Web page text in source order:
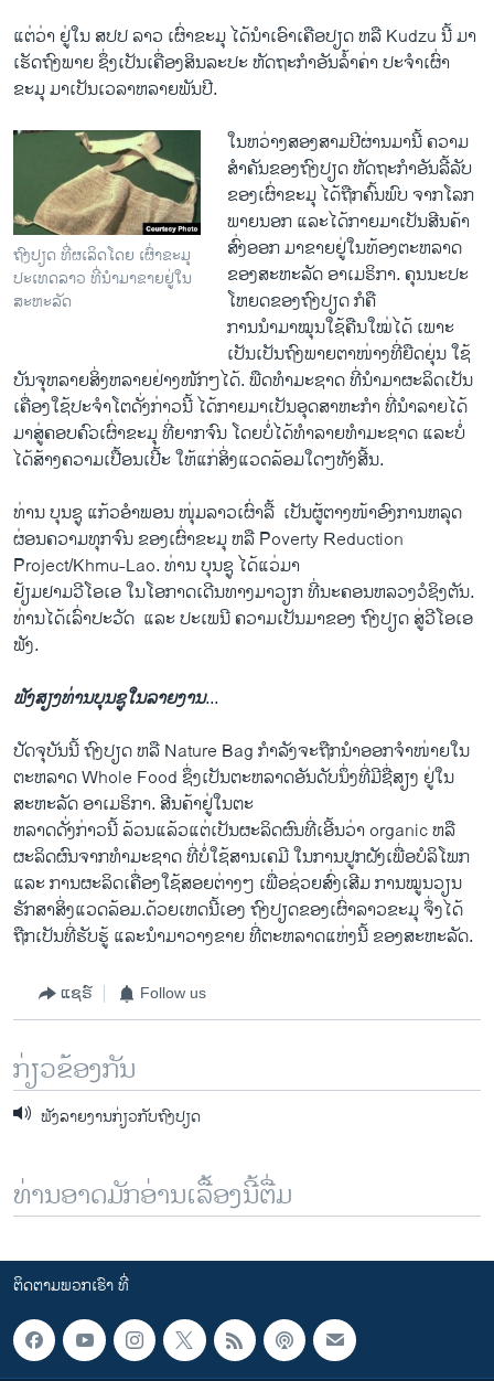
​ແຕ່​ວ່າ ຢູ່​ໃນ​ ສ​ປປ ລາວ ​ເຜົ່າ​ຂະມຸ ໄດ້​ນໍາ​ເອົາ​ເຄືອປຽດ ຫລື Kudzu ​ນີ້​ ມາ​
ເຮັດຖົງພາ​ຍ ຊຶ່ງເປັນເຄື່ອງສິນລະປະ ​ຫັດຖະ​ກໍາອັນ​ລໍ້າ​ຄ່າ ປະ​ຈໍາ​ເຜົ່າ
ຂະມຸ ​ມາ​ເປັນ​ເວ​ລາ​ຫລາຍ​ພັນ​ປີ. ​
ຖົງປຽດ ທີ່ຜເລິດໂດຍ ເຜົ່າຂະມຸ
ປະເທດລາວ ທີ່ນໍາມາຂາຍຢູ່ໃນ
ສະຫະລັດ
ໃນຫວ່າງ​ສອງ​ສາມ​ປີຜ່ານ​ມາ​ນີ້ ຄວາມ​
ສໍາຄັນຂອງຖົງ​ປຽດ​ ຫັດຖະ​ກໍາ​ອັນ​ລີ້​ລັບ
ຂອງເຜົ່າ​ຂະມຸ ​ໄດ້​ຖືກ​ຄົ້ນພົບ ຈາກ​ໂລກ
ພາຍ​ນອກ ແລະໄດ້ກາຍມາ​ເປັນ​ສີນ​ຄ້າ​
ສົ່ງ​ອອກ​ ມາຂາຍ​ຢູ່ໃນທ້ອງຕະຫລາດ​
ຂອງສະຫະລັດ ອາເມຣິກາ. ຄຸນ​ນະ​ປະ​
ໂຫຍ​ດ​ຂອງຖົງ​ປຽດ ​ກໍ​ຄື
ການ​ນໍາ​ມາໝຸ​ນ​ໃຊ້ຄືນ​ໃໝ່​ໄດ້ ເພາະ​
ເປັນເປັນ​ຖົງພາຍ​ຕາ​ໜ່າງທີ່​ຍືດຍຸ່ນ ​ໃຊ້​
ບັນຈຸ​ຫລາຍ​ສິ່ງ​ຫລາຍ​ຢ່າງໜັກໆ​ໄດ້. ພື​ດທໍາ​ມະ​ຊາດ ທີ່​ນໍາມາ​ຜະລິດເປັນ​
ເຄື່ອງໃຊ້ປະ​ຈໍາໂຕດັ່ງກ່າວ​ນີ້ ​ໄດ້​ກາຍ​ມາເປັນ​ອຸດສາຫະກໍາ ທີ່​ນໍາ​ລາຍ​ໄດ້​
ມາ​ສູ່​ຄອບຄົວ​ເຜົ່າ​ຂະມຸ​ ທີ່​ຍາກຈົນ ໂດຍບໍ່ໄດ້​ທໍາລາຍທໍາ​ມະ​ຊາດ ແລະບໍ່​
ໄດ້ສ້າງ​ຄວາມ​ເປື້ອນເປີ້ະ ​ໃຫ້ແກ່ສິ່ງ​ແວດ​ລ້ອມໃດໆທັງ​ສີ້​ນ​. ​
​ທ່ານ ບຸ​ນຊູ ​ແກ້ວອໍາພອນ ໜຸ່ມ​ລາວ​ເຜົ່າ​ລື້ ​ ​ເປັນຜູ້​ຕາງໜ້າອົງການຫລຸດ​
ຜ່ອນ​ຄວາມທຸກ​ຈົນ ຂອງ​ເຜົ່າ​ຂະມຸ ຫລື Poverty Reduction
Project/Khmu-Lao. ທ່ານ ບຸນ​ຊູ ໄດ້ແວ່​ມາ
​ຢ້ຽມຢາມວີ​ໂອ​ເອ ​ໃນ​ໂອກາດ​ເດີນທາງ​ມາ​ວຽກ ທີ່ນະຄອນຫລວງວໍ​ຊິງ​ຕັນ. ​
ທ່ານໄດ້ເລົ່າ​ປະວັດ ​ ​ແລະ​ ປະ​ເພນີ ຄວາມ​ເປັນ​ມາຂອງ ຖົງ​ປຽດ ສູ່​ວີໂອເອ
ຟັງ.
ຟັງສຽງທ່ານບຸນຊູໃນລາຍງານ...
ປັດຈຸ​ບັນ​ນີ້ ຖົງ​ປຽດ ຫລື Nature Bag ກໍາລັງ​ຈະຖືກ​ນໍາອອກຈໍາ​ໜ່າຍ​ໃນ
ຕະຫລາດ Whole Food ຊຶ່ງ​ເປັນຕະຫລາດ​ອັນ​ດັບ​ນຶ່ງທີ່​ມີ​ຊື່​ສຽງ ​ຢູ່​ໃນ
ສະຫະລັດ ອາ​ເມ​ຣິກາ. ສີນ​ຄ້າ​ຢູ່​ໃນຕະ
ຫລາດດັ່ງກ່າວ​ນີ້ ລ້ວນ​ແລ້ວ​ແຕ່​ເປັນຜະລິດ​ຜົນທີ່​ເອີ້ນ​ວ່າ organic ຫລື​
ຜະລິດຜົນຈາກ​ທໍາ​ມະ​ຊາດ ​ທີ່ບໍ່ໃຊ້​ສານ​ເຄມີ​ ໃນ​ການ​ປູກຝັງ​ເພື່ອບໍລິ​ໂພ​ກ ​
ແລະ ການ​ຜະລິດ​ເຄື່ອງໃຊ້ສອຍຕ່າງໆ ​ເພື່ອ​ຊ່ວຍສົ່ງ​ເສີມ ການ​ໝູນວຽນ​
ຮັກສາ​ສິ່ງ​ແວດລ້ອມ.ດ້ວຍ​ເຫດ​ນີ້​ເອງ ຖົງ​ປຽດຂອງ​ເຜົ່າລາວ​ຂະມຸ ຈຶ່ງ​ໄດ້​
ຖືກ​ເປັນ​ທີ່​ຮັບ​ຮູ້ ​ແລະ​ນໍາ​ມາວ​າງຂາຍ ທີ່​ຕະຫລາດແຫ່ງ​ນີ້ ຂອງ​ສະຫະລັດ.
ແຊຣ໌ Follow us
ກ່ຽວຂ້ອງກັນ
ຟັງລາຍງານກ່ຽວກັບຖົງປຽດ
ທ່ານອາດມັກອ່ານເລື້ອງນີ້ຕື່ມ
ຕິດຕາມພວກເຮົາ ທີ່